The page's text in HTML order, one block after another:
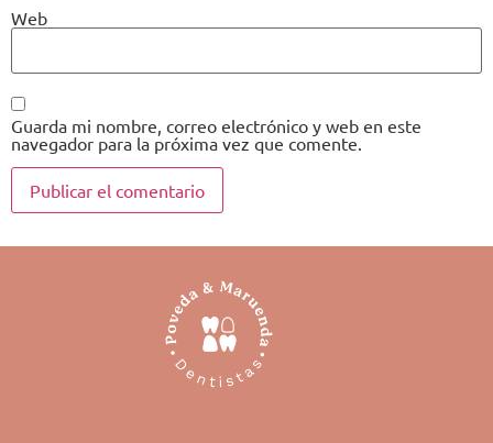
Web
Guarda mi nombre, correo electrónico y web en este
navegador para la próxima vez que comente.